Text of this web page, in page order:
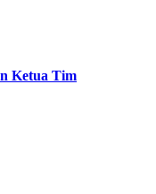
Ketua Tim